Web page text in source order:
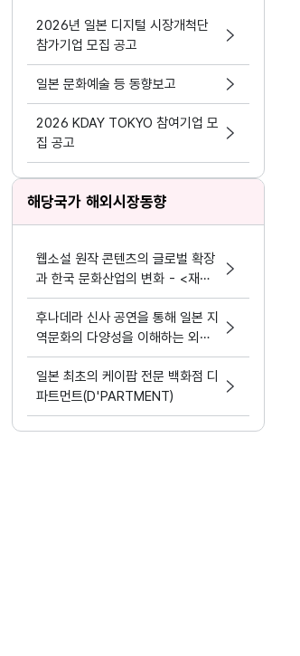
2026년 일본 디지털 시장개척단
참가기업 모집 공고
일본 문화예술 등 동향보고
2026 KDAY TOKYO 참여기업 모
집 공고
해당국가 해외시장동향
웹소설 원작 콘텐츠의 글로벌 확장
과 한국 문화산업의 변화 - <재혼
황후> 실사화 드라마
후나데라 신사 공연을 통해 일본 지
역문화의 다양성을 이해하는 외국
인 유학생들
일본 최초의 케이팝 전문 백화점 디
파트먼트(D'PARTMENT)